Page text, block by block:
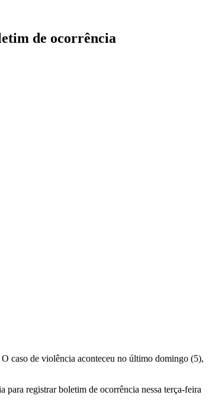
de ocorrência
caso de violência aconteceu no último domingo (5),
registrar boletim de ocorrência nessa terça-feira